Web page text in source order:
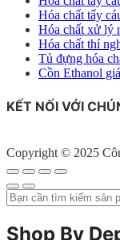
Hóa chất tẩy
Hóa chất xử lý
Hóa chất thí
Tủ đựng hóa
Cồn Ethanol
KẾT NỐI VỚI
Copyright © 2025
Shop By